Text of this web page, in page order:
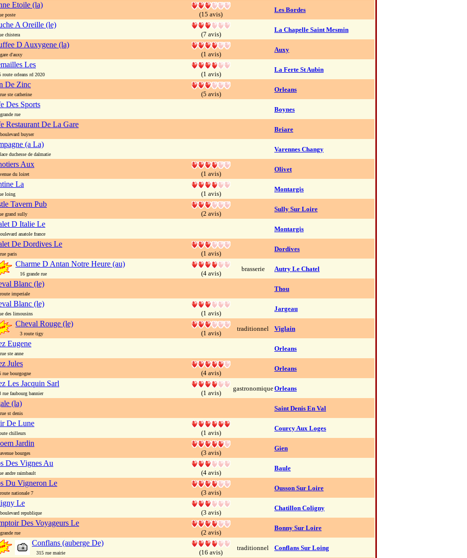
Etoile (la)
poste (15 avis)
Les Bordes
A Oreille (le)
chistera (7 avis)
La Chapelle Saint Mesmin
D Auxygene (la)
d'auxy (1 avis)
Auxy
Les
orleans rd 2020 (1 avis)
La Ferte St Aubin
De Zinc
ste catherine (5 avis)
Orleans
Des Sports
rue
Boynes
Restaurant De La Gare
buyser
Briare
(a La)
duchesse de dalmatie
Varennes Changy
Aux
du loiret (1 avis)
Olivet
La
loing (1 avis)
Montargis
Tavern Pub
grand sully (2 avis)
Sully Sur Loire
D Italie Le
anatole france
Montargis
De Dordives Le
paris (1 avis)
Dordives
Charme D Antan Notre Heure (au)
16 grande rue (4 avis)
brasserie Autry Le Chatel
Blanc (le)
imperiale
Thou
Blanc (le)
des limousins (1 avis)
Jargeau
Cheval Rouge (le)
3 route tigy (1 avis)
traditionnel Viglain
Eugene
ste anne
Orleans
Jules
bourgogne (4 avis)
Orleans
Les Jacquin Sarl
faubourg bannier (1 avis)
gastronomiqueOrleans
(la)
st denis
Saint Denis En Val
De Lune
chilleurs (1 avis)
Courcy Aux Loges
Jardin
bourges (3 avis)
Gien
Des Vignes Au
andre raimbault (4 avis)
Baule
Du Vigneron Le
nationale 7 (3 avis)
Ousson Sur Loire
Le
republique (3 avis)
Chatillon Coligny
Des Voyageurs Le
rue (2 avis)
Bonny Sur Loire
Conflans (auberge De)
315 rue mairie (16 avis)
traditionnel Conflans Sur Loing